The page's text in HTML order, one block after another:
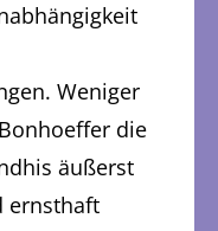
Weniger
die
äußerst
ernsthaft